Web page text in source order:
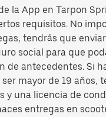
la App en Tarpon
requisitos. No
tendrás que
social para que
de antecedentes. Si
mayor de 19 años,
y una licencia de
entregas en